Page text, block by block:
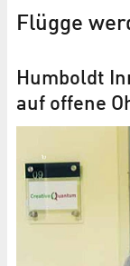
Flügge
Humboldt
auf offene